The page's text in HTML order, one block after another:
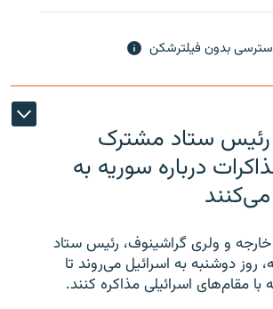
بدون فیلترشکن
رئیس‌ ستاد مشترک
درباره سوریه به
و ولری گراشینوف، رئیس ستاد
دوشنبه به اسرائیل می‌روند تا
با مقام‌های اسرائیلی مذاکره کنند.